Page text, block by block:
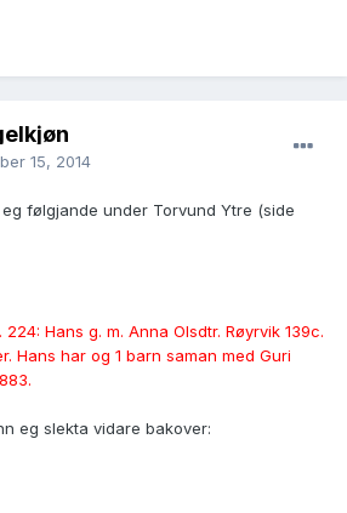
15, 2014
følgjande under Torvund Ytre (side
Hans g. m. Anna Olsdtr. Røyrvik 139c.
Hans har og 1 barn saman med Guri
eg slekta vidare bakover: